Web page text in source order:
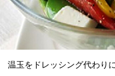
温玉をドレッシング代わり